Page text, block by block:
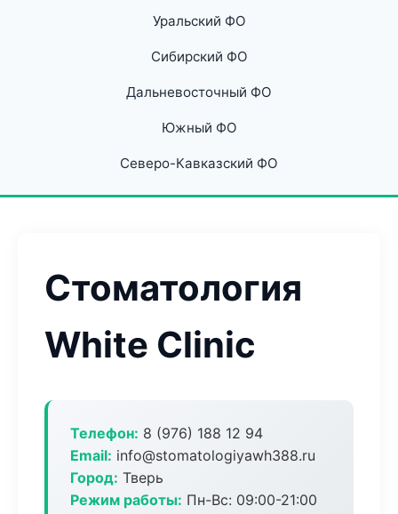
Уральский ФО
Сибирский ФО
Дальневосточный ФО
Южный ФО
Северо-Кавказский ФО
Стоматология
White Clinic
Телефон: 8 (976) 188 12 94
Email: info@stomatologiyawh388.ru
Город: Тверь
Режим работы: Пн-Вс: 09:00-21:00